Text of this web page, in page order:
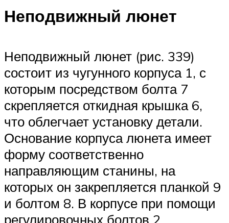
Неподвижный люнет
Неподвижный люнет (рис. 339)
состоит из чугунного корпуса 1, с
которым посредством болта 7
скрепляется откидная крышка 6,
что облегчает установку детали.
Основание корпуса люнета имеет
форму соответственно
направляющим станины, на
которых он закрепляется планкой 9
и болтом 8. В корпусе при помощи
регулировочных болтов 2